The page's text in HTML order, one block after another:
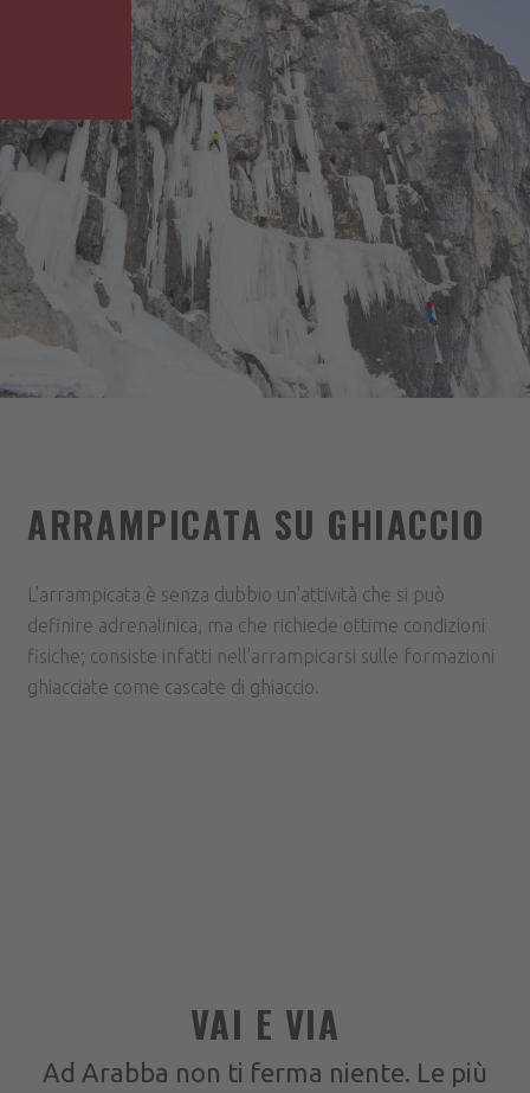
ARRAMPICATA SU GHIACCIO
L'arrampicata è senza dubbio un'attività che si può
definire adrenalinica, ma che richiede ottime condizioni
fisiche; consiste infatti nell'arrampicarsi sulle formazioni
ghiacciate come cascate di ghiaccio.
VAI E VIA
Ad Arabba non ti ferma niente. Le più